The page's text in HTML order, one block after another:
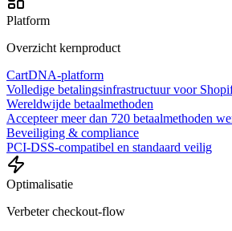
Platform
Overzicht kernproduct
CartDNA-platform
Volledige betalingsinfrastructuur voor
Wereldwijde betaalmethoden
Accepteer meer dan 720 betaalmethoden
Beveiliging & compliance
PCI-DSS-compatibel en standaard veilig
Optimalisatie
Verbeter checkout-flow